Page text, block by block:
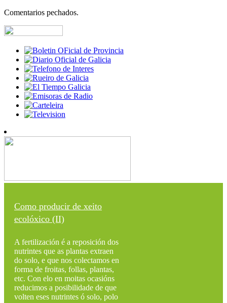
Comentarios pechados.
Como producir de xeito
ecolóxico (II)
A fertilización é a reposición dos
nutrintes que as plantas extraen
do solo, e que nos colectamos en
forma de froitas, follas, plantas,
etc. Con elo en moitas ocasións
reducimos a posibilidade de que
volten eses nutrintes ó solo, polo